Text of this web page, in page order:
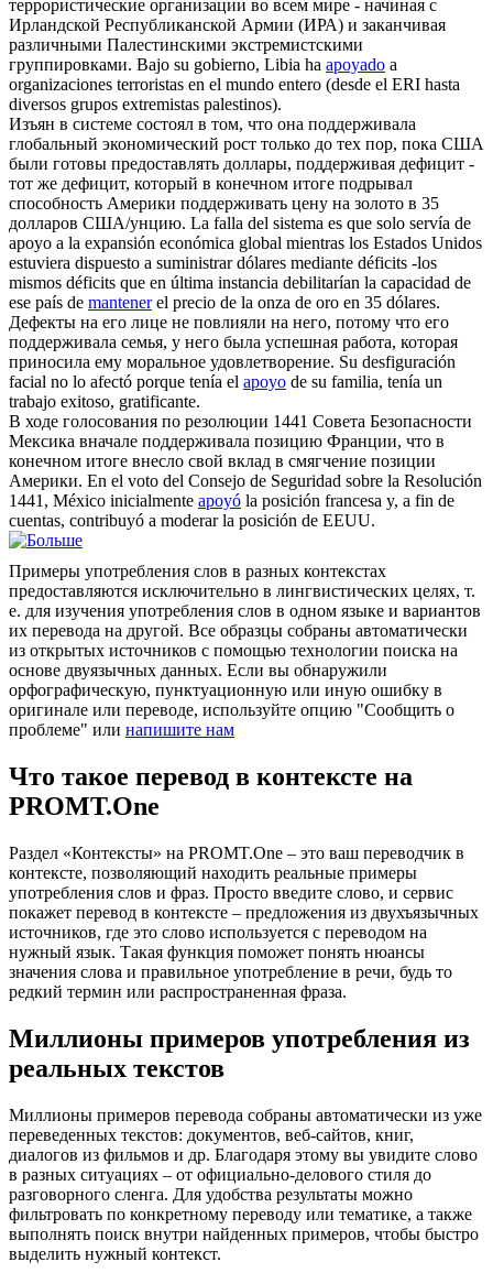
террористические организации во всем мире - начиная с
Ирландской Республиканской Армии (ИРА) и заканчивая
различными Палестинскими экстремистскими
группировками. Bajo su gobierno, Libia ha apoyado a
organizaciones terroristas en el mundo entero (desde el ERI hasta
diversos grupos extremistas palestinos).
Изъян в системе состоял в том, что она поддерживала
глобальный экономический рост только до тех пор, пока США
были готовы предоставлять доллары, поддерживая дефицит -
тот же дефицит, который в конечном итоге подрывал
способность Америки поддерживать цену на золото в 35
долларов США/унцию. La falla del sistema es que solo servía de
apoyo a la expansión económica global mientras los Estados Unidos
estuviera dispuesto a suministrar dólares mediante déficits -los
mismos déficits que en última instancia debilitarían la capacidad de
ese país de mantenerel precio de la onza de oro en 35 dólares.
Дефекты на его лице не повлияли на него, потому что его
поддерживала семья, у него была успешная работа, которая
приносила ему моральное удовлетворение. Su desfiguración
facial no lo afectó porque tenía el apoyo de su familia, tenía un
trabajo exitoso, gratificante.
В ходе голосования по резолюции 1441 Совета Безопасности
Мексика вначале поддерживала позицию Франции, что в
конечном итоге внесло свой вклад в смягчение позиции
Америки. En el voto del Consejo de Seguridad sobre la Resolución
1441, México inicialmente apoyó la posición francesa y, a fin de
cuentas, contribuyó a moderar la posición de EEUU.
Примеры употребления слов в разных контекстах
предоставляются исключительно в лингвистических целях, т.
е. для изучения употребления слов в одном языке и вариантов
их перевода на другой. Все образцы собраны автоматически
из открытых источников с помощью технологии поиска на
основе двуязычных данных. Если вы обнаружили
орфографическую, пунктуационную или иную ошибку в
оригинале или переводе, используйте опцию "Сообщить о
проблеме" или напишите нам
Что такое перевод в контексте на
PROMT.One
Раздел «Контексты» на PROMT.One – это ваш переводчик в
контексте, позволяющий находить реальные примеры
употребления слов и фраз. Просто введите слово, и сервис
покажет перевод в контексте – предложения из двухъязычных
источников, где это слово используется с переводом на
нужный язык. Такая функция поможет понять нюансы
значения слова и правильное употребление в речи, будь то
редкий термин или распространенная фраза.
Миллионы примеров употребления из
реальных текстов
Миллионы примеров перевода собраны автоматически из уже
переведенных текстов: документов, веб-сайтов, книг,
диалогов из фильмов и др. Благодаря этому вы увидите слово
в разных ситуациях – от официально-делового стиля до
разговорного сленга. Для удобства результаты можно
фильтровать по конкретному переводу или тематике, а также
выполнять поиск внутри найденных примеров, чтобы быстро
выделить нужный контекст.